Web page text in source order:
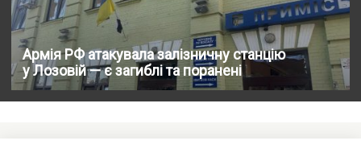
Армія РФ атакувала залізничну станцію
у Лозовій — є загиблі та поранені